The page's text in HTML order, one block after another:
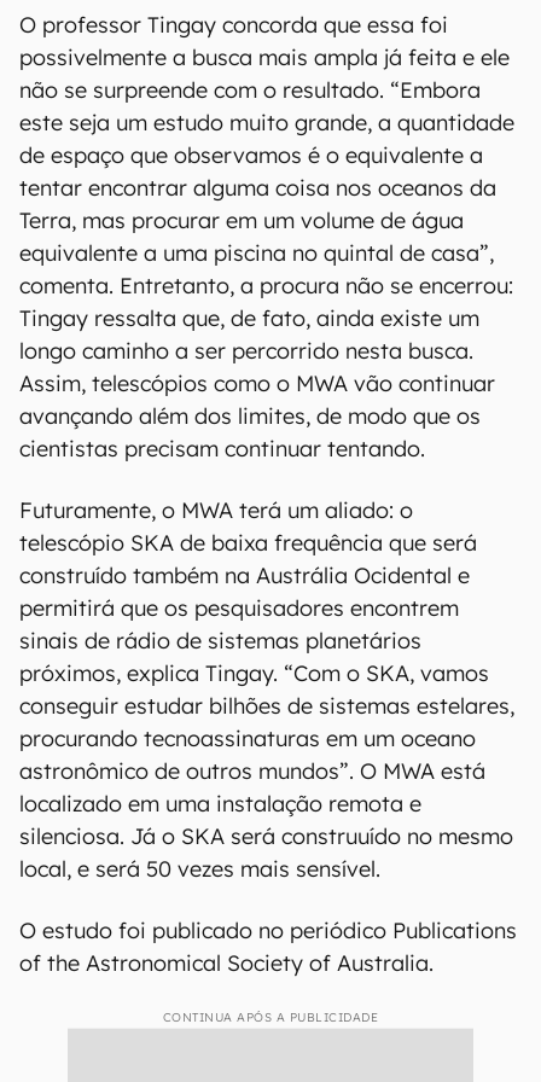
Antenas do Murchison Widefield Array (Imagem: Dragonfly Media)
O professor Tingay concorda que essa foi
possivelmente a busca mais ampla já feita e ele
não se surpreende com o resultado. “Embora
este seja um estudo muito grande, a quantidade
de espaço que observamos é o equivalente a
tentar encontrar alguma coisa nos oceanos da
Terra, mas procurar em um volume de água
equivalente a uma piscina no quintal de casa”,
comenta. Entretanto, a procura não se encerrou:
Tingay ressalta que, de fato, ainda existe um
longo caminho a ser percorrido nesta busca.
Assim, telescópios como o MWA vão continuar
avançando além dos limites, de modo que os
cientistas precisam continuar tentando.
Futuramente, o MWA terá um aliado: o
telescópio SKA de baixa frequência que será
construído também na Austrália Ocidental e
sinais de rádio de sistemas planetários
próximos, explica Tingay. “Com o SKA, vamos
procurando tecnoassinaturas em um oceano